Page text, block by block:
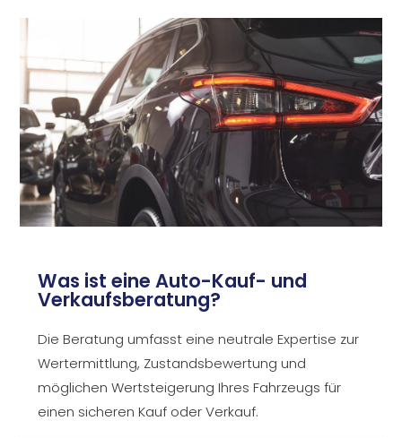
Was ist eine Auto-Kauf- und
Verkaufsberatung?
Die Beratung umfasst eine neutrale Expertise zur
Wertermittlung, Zustandsbewertung und
möglichen Wertsteigerung Ihres Fahrzeugs für
einen sicheren Kauf oder Verkauf.